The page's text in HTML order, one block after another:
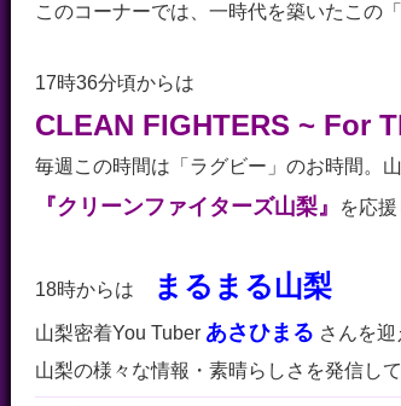
このコーナーでは、一時代を築いたこの
17時36分頃からは
CLEAN FIGHTERS ~ For
毎週この時間は「ラグビー」のお時間。
『クリーンファイターズ山梨』 を応援
18時からは まるまる山梨
山梨密着You Tuber あさひまる さんを迎
山梨の様々な情報・素晴らしさを発信して